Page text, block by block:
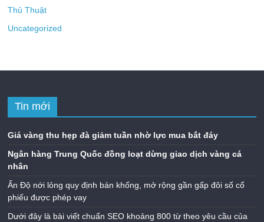
Thủ Thuật
Uncategorized
Tin mới
Giá vàng thu hẹp đà giảm tuần nhờ lực mua bắt đáy
Ngân hàng Trung Quốc đồng loạt dừng giao dịch vàng cá
nhân
Ấn Độ nới lỏng quy định bán khống, mở rộng gần gấp đôi số cổ
phiếu được phép vay
Dưới đây là bài viết chuẩn SEO khoảng 800 từ theo yêu cầu của